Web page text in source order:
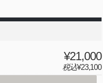
¥21,000
税込¥23,100